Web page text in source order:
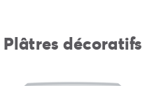
Plâtres décoratifs